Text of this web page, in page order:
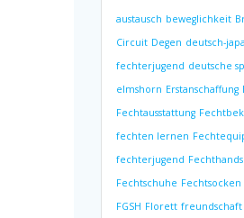
austausch beweglichkeit
Circuit Degen deutsch-
fechterjugend deutsche
elmshorn Erstanschaffung
Fechtausstattung
fechten lernen
fechterjugend
Fechtschuhe Fechtsocken
FGSH Florett freundschaft